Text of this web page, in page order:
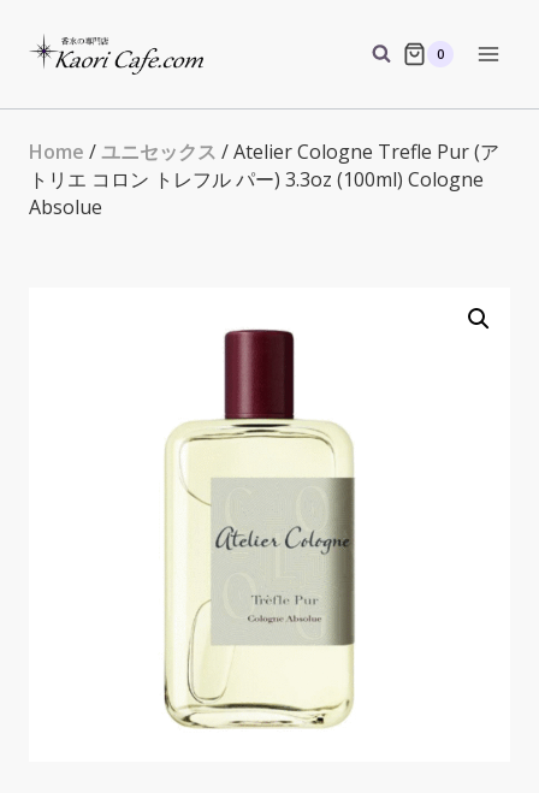
0
Home /ユニセックス / Atelier Cologne Trefle Pur (ア
トリエ コロン トレフル パー) 3.3oz (100ml) Cologne
Absolue